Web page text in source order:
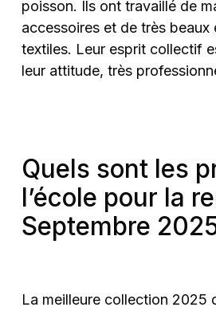
poisson. Ils ont travaillé de
accessoires et de très beaux
textiles. Leur esprit collectif
leur attitude, très
Quels sont les
l’école pour la
Septembre
La meilleure collection 2025